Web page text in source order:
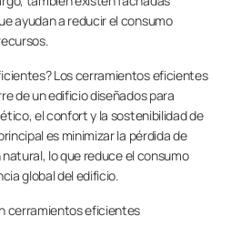
ayudan a reducir el consumo
Los cerramientos eficientes
de un edificio diseñados para
el confort y la sostenibilidad de
es minimizar la pérdida de
lo que reduce el consumo
global del edificio.
cerramientos eficientes